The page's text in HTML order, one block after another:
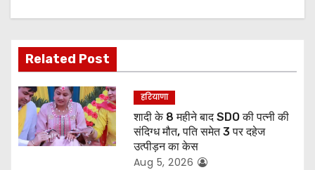
i
o
n
Related Post
हरियाणा
शादी के 8 महीने बाद SDO की पत्नी की
संदिग्ध मौत, पति समेत 3 पर दहेज
उत्पीड़न का केस
Aug 5, 2026